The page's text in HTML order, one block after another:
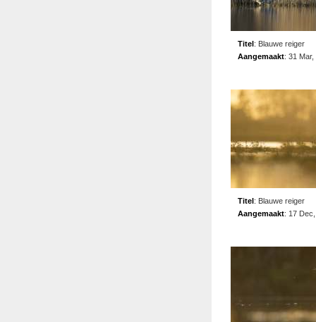
Titel: Blauwe reiger
Aangemaakt: 31 Mar,
Titel: Blauwe reiger
Aangemaakt: 17